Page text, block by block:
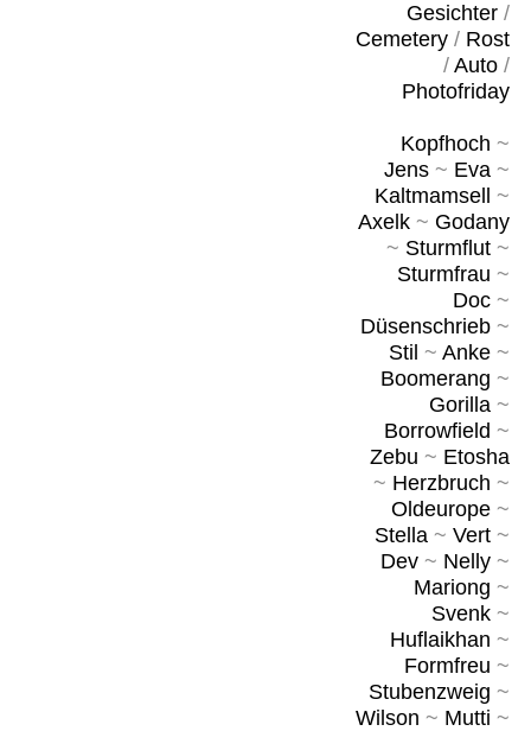
Gesichter/
Cemetery/ Rost
/ Auto/
Photofriday
Kopfhoch ~
Jens~ Eva~
Kaltmamsell
~
Axelk~ Godany
~ Sturmflut~
Sturmfrau ~
Doc~
Düsenschrieb~
Stil ~ Anke~
Boomerang ~
Gorilla~
Borrowfield ~
Zebu ~ Etosha
~ Herzbruch ~
Oldeurope~
Stella~ Vert~
Dev~ Nelly~
Mariong ~
Svenk~
Huflaikhan ~
Formfreu ~
Stubenzweig ~
Wilson ~ Mutti ~